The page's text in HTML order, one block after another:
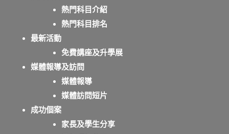
熱門科目介紹
熱門科目排名
最新活動
免費講座及升學展
媒體報導及訪問
媒體報導
媒體訪問短片
成功個案
家長及學生分享